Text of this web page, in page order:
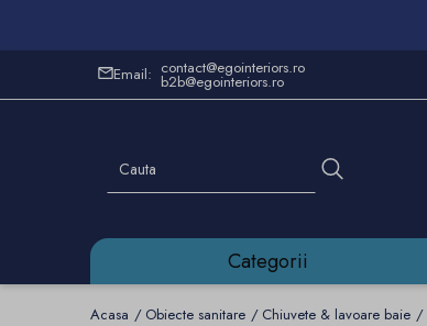
Email: contact@egointeriors.ro
b2b@egointeriors.ro
Categorii
Acasa Obiecte sanitare Chiuvete & lavoare baie